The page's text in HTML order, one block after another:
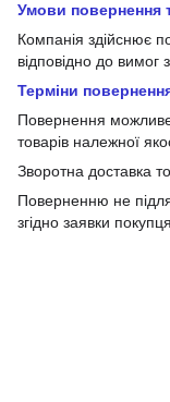
Умови повернення
Компанія здійснює
відповідно до вимог
Терміни
Повернення
товарів належної
Зворотна доставка
Поверненню не
згідно заявки